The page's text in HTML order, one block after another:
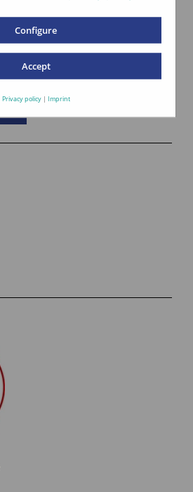
Configure
Accept
Privacy policy| Imprint